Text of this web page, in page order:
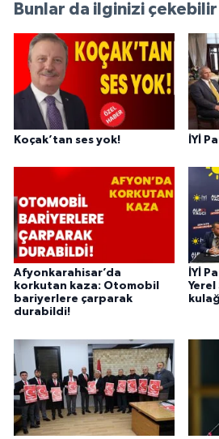
Bunlar da ilginizi çekebilir
Koçak’tan ses yok! İYİ
Afyonkarahisar’da
korkutan kaza: Otomobil
bariyerlere çarparak
durabildi!
İYİ